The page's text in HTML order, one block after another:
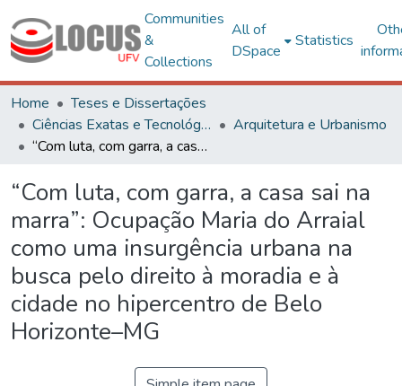
Communities
&
Collections
All of
DSpace
Statistics
Home
Teses e Dissertações
Ciências Exatas e Tecnológicas
Arquitetura e Urbanismo
“Com luta, com garra, a casa sai na marra”: Ocupação Maria do Arraial como uma insurgência urbana na busca pelo direito à moradia e à cidade no hipercentro de Belo Horizonte–MG
“Com luta, com garra, a casa sai na
marra”: Ocupação Maria do Arraial
como uma insurgência urbana na
busca pelo direito à moradia e à
cidade no hipercentro de Belo
Horizonte–MG